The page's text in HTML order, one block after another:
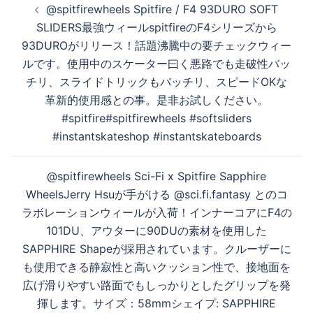
ナ
ビ
ゲ
ン
@spitfirewheels Spitfire / F4 93DURO SOFT
SLIDERS最強ウィールspitfireのF4シリーズから
93DUROがリリース！話題沸騰中の要チェックウィー
ルです。使用中のスケーター曰く悪路でも走破性バッ
チリ、スライドトリックもバッチリ、スピードOKな
革新的使用感との事。是非お試しください。
#spitfire#spitfirewheels #softsliders
#instantskateshop #instantskateboards
@spitfirewheels Sci-Fi x Spitfire Sapphire
WheelsJerry Hsuが手がける @sci.fi.fantasy とのコ
ラボレーションウィールが入荷！インナーコアにF4の
101DU、アウターに90DUの素材を使用した
SAPPHIRE Shapeが採用されています。クルーザーに
も使用できる静寂性と高いクッション性で、接地面を
広げ滑りやすい路面でもしっかりとしたグリップを発
揮します。サイズ：58mmシェイプ: SAPPHIRE